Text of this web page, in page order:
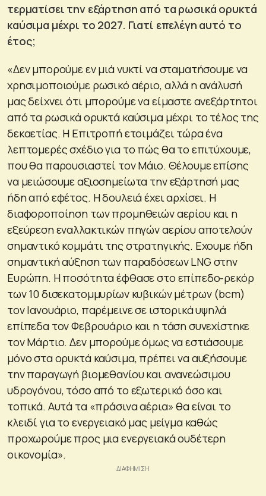
τερματίσει την εξάρτηση από τα ρωσικά ορυκτά
καύσιμα μέχρι το 2027. Γιατί επελέγη αυτό το
έτος;
«Δεν μπορούμε εν μιά νυκτί να σταματήσουμε να
χρησιμοποιούμε ρωσικό αέριο, αλλά η ανάλυσή
μας δείχνει ότι μπορούμε να είμαστε ανεξάρτητοι
από τα ρωσικά ορυκτά καύσιμα μέχρι το τέλος της
δεκαετίας. Η Επιτροπή ετοιμάζει τώρα ένα
λεπτομερές σχέδιο για το πώς θα το επιτύχουμε,
που θα παρουσιαστεί τον Μάιο. Θέλουμε επίσης
να μειώσουμε αξιοσημείωτα την εξάρτησή μας
ήδη από εφέτος. Η δουλειά έχει αρχίσει. Η
διαφοροποίηση των προμηθειών αερίου και η
εξεύρεση εναλλακτικών πηγών αερίου αποτελούν
σημαντικό κομμάτι της στρατηγικής. Εχουμε ήδη
σημαντική αύξηση των παραδόσεων LNG στην
Ευρώπη. Η ποσότητα έφθασε στο επίπεδο-ρεκόρ
των 10 δισεκατομμυρίων κυβικών μέτρων (bcm)
τον Ιανουάριο, παρέμεινε σε ιστορικά υψηλά
επίπεδα τον Φεβρουάριο και η τάση συνεχίστηκε
τον Μάρτιο. Δεν μπορούμε όμως να εστιάσουμε
μόνο στα ορυκτά καύσιμα, πρέπει να αυξήσουμε
την παραγωγή βιομεθανίου και ανανεώσιμου
υδρογόνου, τόσο από το εξωτερικό όσο και
τοπικά. Αυτά τα «πράσινα αέρια» θα είναι το
κλειδί για το ενεργειακό μας μείγμα καθώς
προχωρούμε προς μια ενεργειακά ουδέτερη
οικονομία».